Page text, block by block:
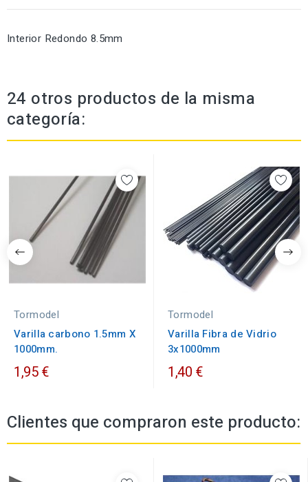
Interior Redondo 8.5mm
24 otros productos de la misma
categoría:
Tormodel
Varilla carbono 1.5mm X
1000mm.
1,95 €
Tormodel
Varilla Fibra de Vidrio
3x1000mm
1,40 €
Clientes que compraron este producto: